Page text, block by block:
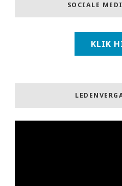
SOCIALE
KLIK